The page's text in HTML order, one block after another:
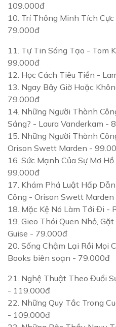
109.000đ
10. Trí Thông Minh Tích Cực
79.000đ
11. Tự Tin Sáng Tạo - Tom
99.000đ
12. Học Cách Tiêu Tiền -
13. Ngay Bây Giờ Hoặc
79.000đ
14. Những Người Thành
Sáng? - Laura Vanderkam -
15. Những Người Thành
Orison Swett Marden -
16. Sức Mạnh Của Sự Mơ
99.000đ
17. Khám Phá Luật Hấp
Công - Orison Swett
18. Mặc Kệ Nó Làm Tới Đi -
19. Gieo Thói Quen Nhỏ,
Guise - 79.000đ
20. Sống Chậm Lại Rồi Mọi
Books biên soạn - 79.000đ
21. Nghệ Thuật Theo Đuổi
- 119.000đ
22. Những Quy Tắc Trong
- 109.000đ